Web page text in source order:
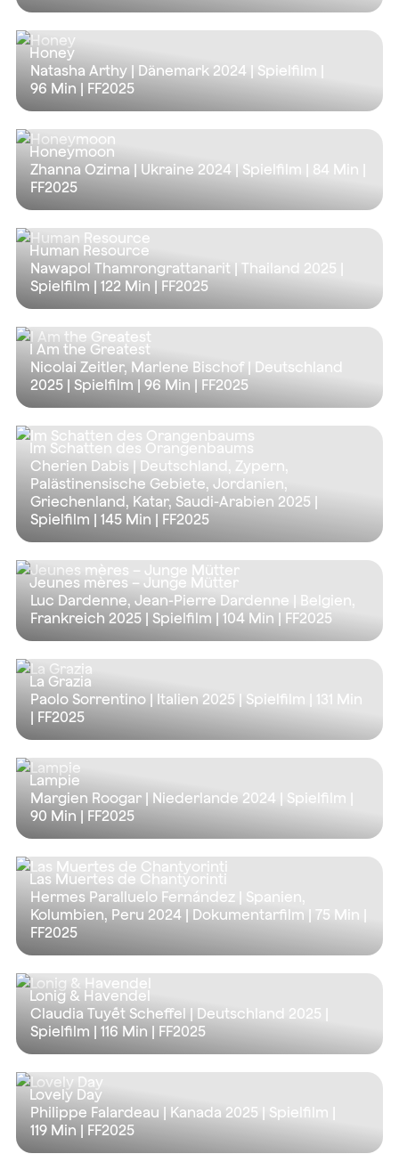
Honey
Natasha Arthy | Dänemark 2024 | Spielfilm |
96 Min | FF2025
Honeymoon
Zhanna Ozirna | Ukraine 2024 | Spielfilm | 84 Min
FF2025
Human Resource
Nawapol Thamrongrattanarit | Thailand 2025 |
Spielfilm | 122 Min | FF2025
I Am the Greatest
Nicolai Zeitler, Marlene Bischof | Deutschland
2025 | Spielfilm | 96 Min | FF2025
Im Schatten des Orangenbaums
Cherien Dabis | Deutschland, Zypern,
Palästinensische Gebiete, Jordanien,
Griechenland, Katar, Saudi-Arabien 2025 |
Spielfilm | 145 Min | FF2025
Jeunes mères – Junge Mütter
Luc Dardenne, Jean-Pierre Dardenne | Belgien,
Frankreich 2025 | Spielfilm | 104 Min | FF2025
La Grazia
Paolo Sorrentino | Italien 2025 | Spielfilm | 131 Min
| FF2025
Lampie
Margien Roogar | Niederlande 2024 | Spielfilm |
90 Min | FF2025
Las Muertes de Chantyorinti
Hermes Paralluelo Fernández | Spanien,
Kolumbien, Peru 2024 | Dokumentarfilm | 75 Min
FF2025
Lonig & Havendel
Claudia Tuyết Scheffel | Deutschland 2025 |
Spielfilm | 116 Min | FF2025
Lovely Day
Philippe Falardeau | Kanada 2025 | Spielfilm |
119 Min | FF2025